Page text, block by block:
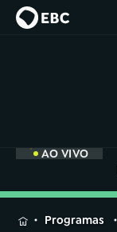
AO VIVO
MENUProgramas